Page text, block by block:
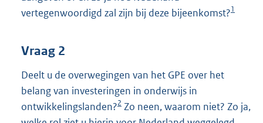
vertegenwoordigd zal zijn bij deze bijeenkomst?1
Vraag 2
Deelt u de overwegingen van het GPE over het
belang van investeringen in onderwijs in
ontwikkelingslanden?2 Zo neen, waarom niet? Zo ja,